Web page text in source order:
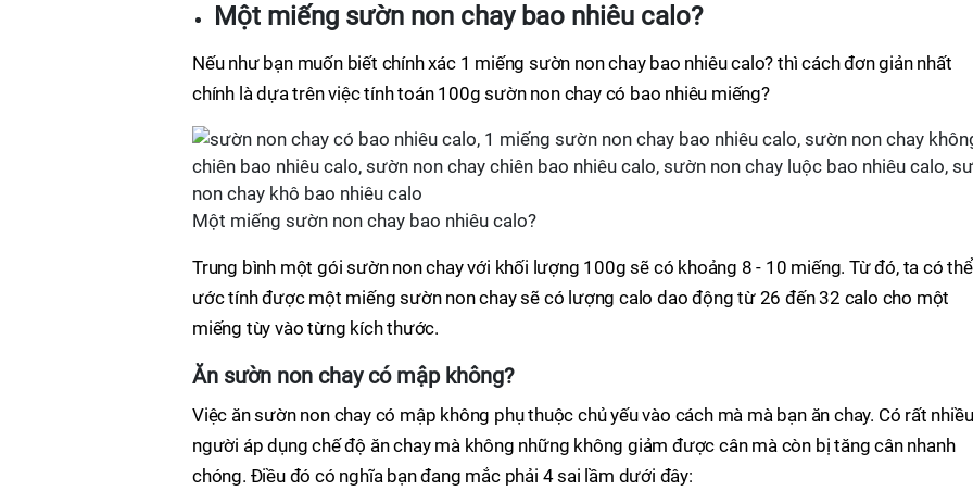
Một miếng sườn non chay bao nhiêu calo?
Nếu như bạn muốn biết chính xác 1 miếng sườn non chay bao nhiêu calo? thì cách đơn giản nhất
chính là dựa trên việc tính toán 100g sườn non chay có bao nhiêu miếng?
Một miếng sườn non chay bao nhiêu calo?
Trung bình một gói sườn non chay với khối lượng 100g sẽ có khoảng 8 - 10 miếng. Từ đó, ta có thể
ước tính được một miếng sườn non chay sẽ có lượng calo dao động từ 26 đến 32 calo cho một
miếng tùy vào từng kích thước.
Ăn sườn non chay có mập không?
Việc ăn sườn non chay có mập không phụ thuộc chủ yếu vào cách mà mà bạn ăn chay. Có rất nhiều
người áp dụng chế độ ăn chay mà không những không giảm được cân mà còn bị tăng cân nhanh
chóng. Điều đó có nghĩa bạn đang mắc phải 4 sai lầm dưới đây: